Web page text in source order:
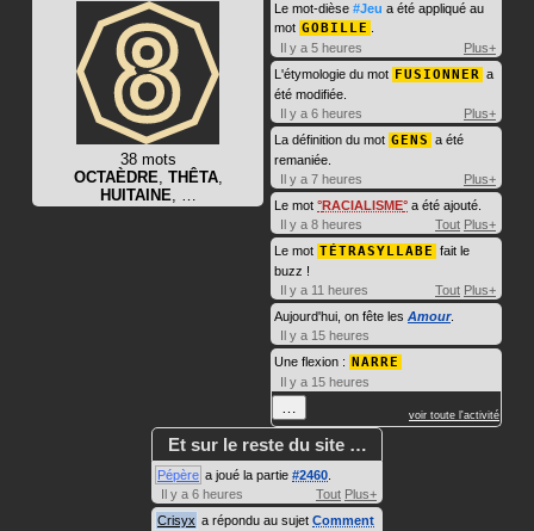
38 mots
OCTAÈDRE, THÊTA,
HUITAINE, …
Le mot-dièse #Jeu a été appliqué au
mot GOBILLE
Il y a 5 heures
Plus+
L'étymologie du mot FUSIONNER a
été modifiée.
Il y a 6 heures
Plus+
La définition du mot GENS a été
remaniée.
Il y a 7 heures
Plus+
Le mot RACIALISME a été ajouté.
Il y a 8 heures
Tout Plus+
Le mot TÉTRASYLLABE fait le
buzz !
Il y a 11 heures
Tout Plus+
Aujourd'hui, on fête les Amour.
Il y a 15 heures
Une flexion : NARRE
Il y a 15 heures
… voir toute l'activité
Et sur le reste du site …
Pépère a joué la partie #2460
Il y a 6 heures
Tout Plus+
Crisyx a répondu au sujet Comment